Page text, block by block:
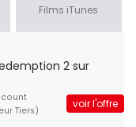
Films iTunes
2 sur
Tiers)
voir l'offre